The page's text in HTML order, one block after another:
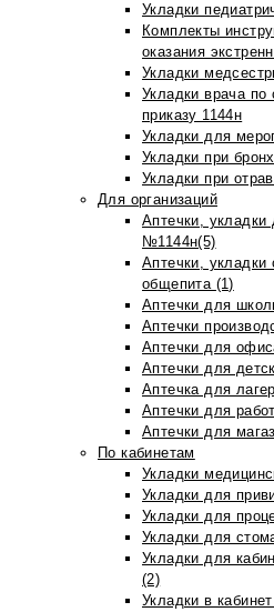
Укладки
Комплекты
оказания
Укладки
Укладки врача по
приказу 1144н
Укладки для
Укладки при
Укладки при
Для организаций
Аптечки, укладки
№1144н(5)
Аптечки, укладки
общепита (1)
Аптечки для
Аптечки
Аптечки для
Аптечки для
Аптечка для
Аптечки для
Аптечки для
По кабинетам
Укладки
Укладки для
Укладки для
Укладки для
Укладки для
(2)
Укладки в